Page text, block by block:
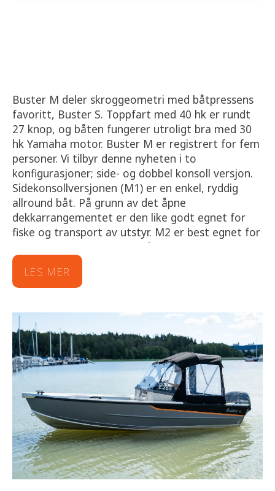
Buster M deler skroggeometri med båtpressens
favoritt, Buster S. Toppfart med 40 hk er rundt
27 knop, og båten fungerer utroligt bra med 30
hk Yamaha motor. Buster M er registrert for fem
personer. Vi tilbyr denne nyheten i to
konfigurasjoner; side- og dobbel konsoll versjon.
Sidekonsollversjonen (M1) er en enkel, ryddig
allround båt. På grunn av det åpne
dekkarrangementet er den like godt egnet for
fiske og transport av utstyr. M2 er best egnet for
sommerturer, forbindelsebåtsbruk og fiske.
De vindskjermene gir bedre beskyttelse mot regn
og sprøyt, og den valgfrie kalesjen forbedrer
rikelig med oppbevaringsrom om bord. Det faste
baksetet inneholder dedikert plass for den
bærbare bensintanken, batteriet og annet
båtutstyr. Det integrerte kalesjegarasjet gir plass
ikke bare for kalesjet, men i et eget rom har du
også plass til fendere og fortøyningsliner.
Oppbevaringsrommet i baugen og stangkassen
(standard på M2) gir ekstra stuveplass for
bagasje. Den trygge, velbalanserte håndteringen,
detaljoppmerksomheten og forskjellige tilbehør
garanterer at denne modellen vil bli en hit i
Norden og andre steder i Europa.
LES MER